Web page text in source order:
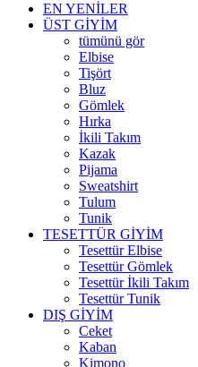
EN YENİLER
ÜST GİYİM
tümünü gör
Elbise
Tişört
Bluz
Gömlek
Hırka
İkili Takım
Kazak
Pijama
Sweatshirt
Tulum
Tunik
TESETTÜR GİYİM
Tesettür Elbise
Tesettür Gömlek
Tesettür İkili Takım
Tesettür Tunik
DIŞ GİYİM
Ceket
Kaban
Kimono